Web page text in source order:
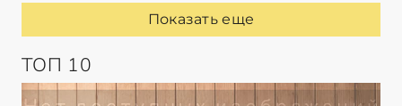
Показать еще
ТОП 10